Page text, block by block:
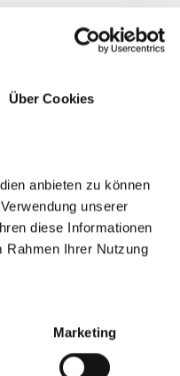
Über Cookies
anbieten zu können
unserer
diese Informationen
Rahmen Ihrer Nutzung
Marketing